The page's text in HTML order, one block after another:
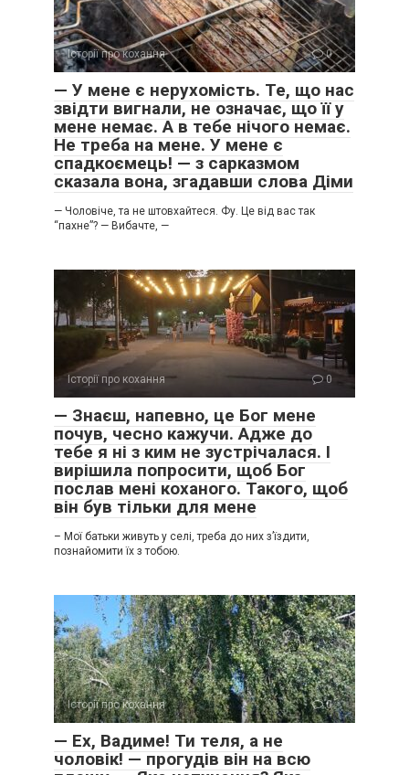
Історії про кохання 0
​— У мене є нерухомість. Те, що нас
звідти вигнали, не означає, що її у
мене немає. А в тебе нічого немає.
Не треба на мене. У мене є
спадкоємець! — з сарказмом
сказала вона, згадавши слова Діми
​— Чоловіче, та не штовхайтеся. Фу. Це від вас так
“пахне”? ​— Вибачте, —
Історії про кохання 0
— Знаєш, напевно, це Бог мене
почув, чесно кажучи. Адже до
тебе я ні з ким не зустрічалася. І
вирішила попросити, щоб Бог
послав мені коханого. Такого, щоб
він був тільки для мене
– Мої батьки живуть у селі, треба до них з’їздити,
познайомити їх з тобою.
Історії про кохання 0
— Ех, Вадиме! Ти теля, а не
чоловік! — прогудів він на всю